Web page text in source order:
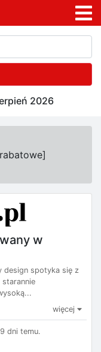
2026
]
w
design spotyka się z
więcej
dni temu.